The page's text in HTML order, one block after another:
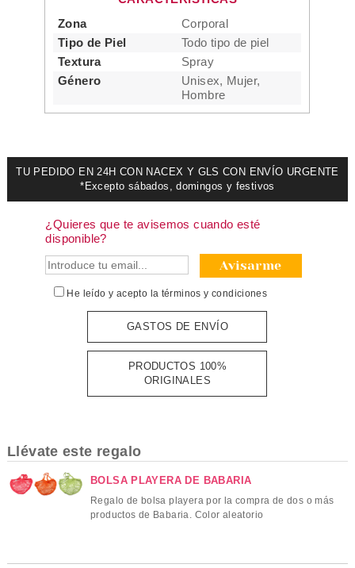
Zona
Corporal
Tipo de Piel
Todo tipo de piel
Textura
Spray
Género
Unisex, Mujer,
Hombre
TU PEDIDO EN 24H CON NACEX Y GLS CON ENVÍO URGENTE
*Excepto sábados, domingos y festivos
¿Quieres que te avisemos cuando esté
disponible?
Avisarme
He leído y acepto la términos y condiciones
GASTOS DE ENVÍO
PRODUCTOS 100%
ORIGINALES
Llévate este regalo
BOLSA PLAYERA DE BABARIA
Regalo de bolsa playera por la compra de dos o más
productos de Babaria. Color aleatorio